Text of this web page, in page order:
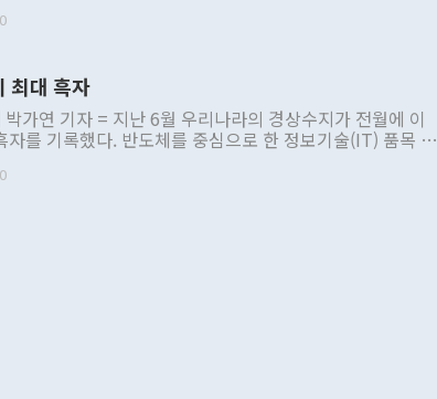
내 조율을 거치지 않은 사안을 정책으로 추진하겠다고 공
거한 비현실적 구상'이라는 비판을 내놨다. 그동안 정 장
관련 발언이 물의를 빚은 적은 여러 번 있지만 대통령과 유
공개적으로 부정적 입장을 표명한 것은 이례적이다. 정 장
접근법과 월권을 제어해야 한다는 목소리도 높아지고 있
다. 또 "현 시점에서 흘러간 선(先)비핵화만 되뇌는 것은
동력을 확보하기 위해 최선을 다할 것"이라고 말했다. 하
최대 흑자
가연 기자 = 지난 6월 우리나라의 경상수지가 전월에 이
자를 기록했다. 반도체를 중심으로 한 정보기술(IT) 품목 수
음으로 1000억달러를 넘어섰다. 상품수입은 644억8000만
컴퓨터·주변기기(SSD)는 282.7% 증가했다. IT 품목
늘었으며 비IT 품목도 ▲석유제품(47.5%) ▲화공품